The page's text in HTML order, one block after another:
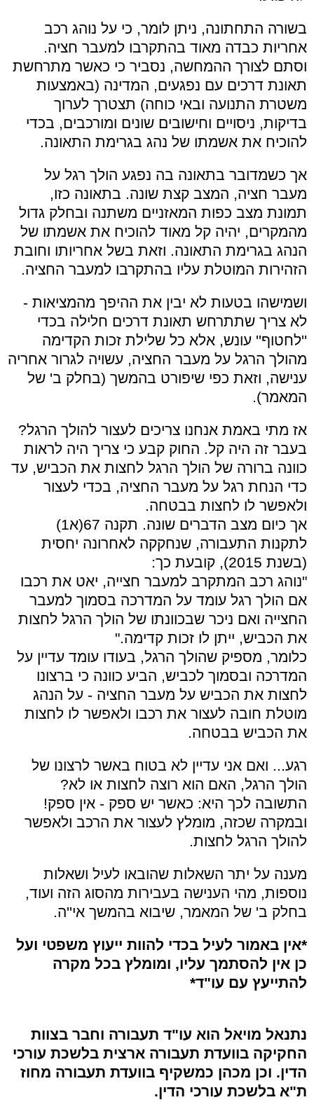
בשורה התחתונה, ניתן לומר, כי על נוהג רכב
אחריות כבדה מאוד בהתקרבו למעבר חציה.
וסתם לצורך ההמחשה, נסביר כי כאשר מתרחשת
תאונת דרכים עם נפגעים, המדינה (באמצעות
משטרת התנועה ובאי כוחה) תצטרך לערוך
בדיקות, ניסויים וחישובים שונים ומורכבים, בכדי
להוכיח את אשמתו של נהג בגרימת התאונה.
אך כשמדובר בתאונה בה נפגע הולך רגל על
מעבר חציה, המצב קצת שונה. בתאונה כזו,
תמונת מצב כפות המאזניים משתנה ובחלק גדול
מהמקרים, יהיה קל מאוד להוכיח את אשמתו של
הנהג בגרימת התאונה. וזאת בשל אחריותו וחובת
הזהירות המוטלת עליו בהתקרבו למעבר החציה.
ושמישהו בטעות לא יבין את ההיפך מהמציאות -
לא צריך שתתרחש תאונת דרכים חלילה בכדי
''לחטוף'' עונש, אלא כל שלילת זכות הקדימה
מהולך הרגל על מעבר החציה, עשויה לגרור אחריה
ענישה, וזאת כפי שיפורט בהמשך (בחלק ב' של
המאמר).
אז מתי באמת אנחנו צריכים לעצור להולך הרגל?
בעבר זה היה קל. החוק קבע כי צריך היה לראות
כוונה ברורה של הולך הרגל לחצות את הכביש, עד
כדי הנחת רגל על מעבר החציה, בכדי לעצור
ולאפשר לו לחצות בבטחה.
אך כיום מצב הדברים שונה. תקנה 67(א1)
לתקנות התעבורה, שנחקקה לאחרונה יחסית
(בשנת 2015), קובעת כך:
"נוהג רכב המתקרב למעבר חצייה, יאט את רכבו
אם הולך רגל עומד על המדרכה בסמוך למעבר
החצייה ואם ניכר שבכוונתו של הולך הרגל לחצות
את הכביש, ייתן לו זכות קדימה."
כלומר, מספיק שהולך הרגל, בעודו עומד עדיין על
המדרכה ובסמוך לכביש, הביע כוונה כי ברצונו
לחצות את הכביש על מעבר החציה - על הנהג
מוטלת חובה לעצור את רכבו ולאפשר לו לחצות
את הכביש בבטחה.
רגע... ואם אני עדיין לא בטוח באשר לרצונו של
הולך הרגל, האם הוא רוצה לחצות או לא?
התשובה לכך היא: כאשר יש ספק - אין ספק!
ובמקרה שכזה, מומלץ לעצור את הרכב ולאפשר
להולך הרגל לחצות.
מענה על יתר השאלות שהובאו לעיל ושאלות
נוספות, מהי הענישה בעבירות מהסוג הזה ועוד,
בחלק ב' של המאמר, שיבוא בהמשך אי''ה.
*אין באמור לעיל בכדי להוות ייעוץ משפטי ועל
כן אין להסתמך עליו, ומומלץ בכל מקרה
להתייעץ עם עו"ד*
נתנאל מויאל הוא עו"ד תעבורה וחבר בצוות
החקיקה בוועדת תעבורה ארצית בלשכת עורכי
הדין. וכן מכהן כמשקיף בוועדת תעבורה מחוז
ת"א בלשכת עורכי הדין.